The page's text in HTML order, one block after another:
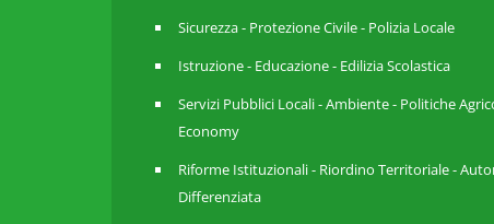
Sicurezza - Protezione Civile - Polizia Locale
Istruzione - Educazione - Edilizia Scolastica
Servizi Pubblici Locali - Ambiente - Politiche
Economy
Riforme Istituzionali - Riordino Territoriale -
Differenziata